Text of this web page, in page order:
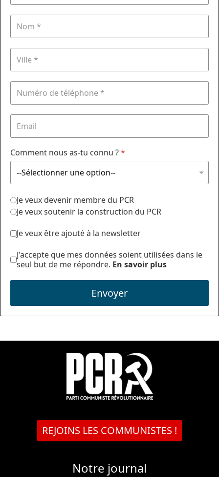
Comment nous as-tu connu ?*
Je veux devenir membre du PCR
Je veux soutenir la construction du PCR
Je veux être ajouté à la newsletter
J'accepte que mes données soient utilisées dans le
seul but de me répondre. En savoir plus
Envoyer
REJOINS LES COMMUNISTES !
Notre journal